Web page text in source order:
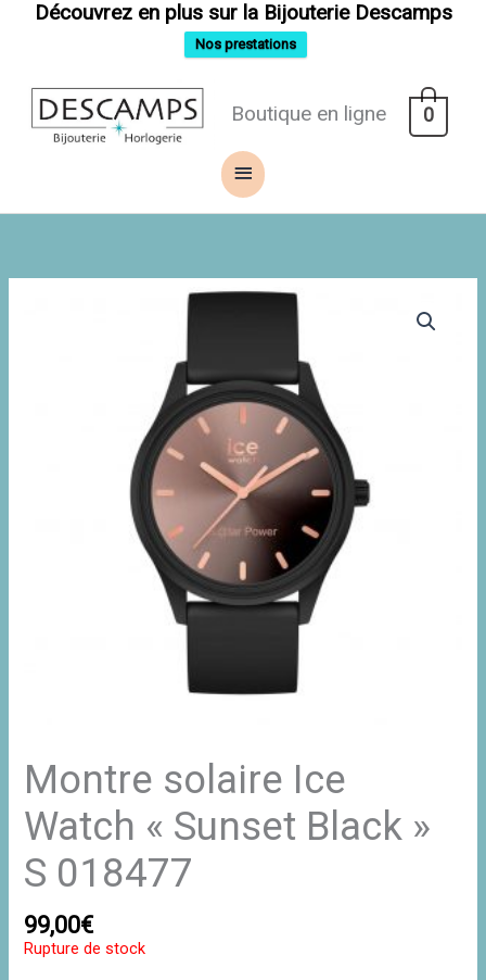
Découvrez en plus sur la Bijouterie Descamps
Nos prestations
Boutique en ligne 0
Montre solaire Ice
Watch « Sunset Black »
S 018477
99,00€
Rupture de stock